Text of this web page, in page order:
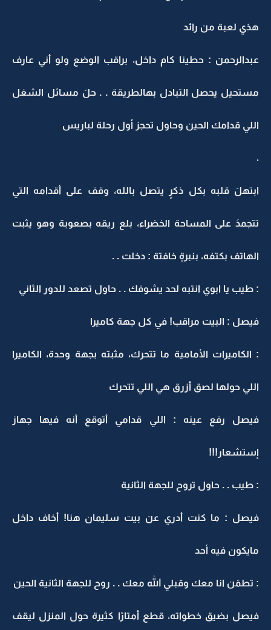
هذي لعبة من رائد
عبدالرحمن : حطينا كام داخل، براقب الوضع ولو أني عارف
مستحيل يحصل التبادل بهالطريقة . . حلَ مسائل الشغل
اللي قدامك الحين وحاول تحجز أول رحلة لباريس
،
ابتهلَ قلبه بكل ذكرٍ يتصل بالله، وقف على أقدامه التي
تتجمدَ على المساحة الخضراء، بلع ريقه بصعوبة وهو يثبت
الهاتف بكتفه، بنبرةٍ خافتة : دخلت . .
: طيب يا ابوي انتبه لحد يشوفك . . حاول تصعد للدور الثاني
فيصل : البيت مراقب! في كل جهة كاميرا
: الكاميرات الأمامية ما تتحرك، مثبته بجهة وحدة، الكاميرا
اللي حولها لصق أزرق هي اللي تتحرك
فيصل رفع عينه : اللي قدامي أتوقع أنه فيها جهاز
إستشعار!!!
: طيب . . حاول تروح للجهة الثانية
فيصل : ما كنت أدري عن بيت سليمان هنا! أخاف داخل
مايكون فيه أحد
: تطمَن انا معك وقبلي الله معك . . روح للجهة الثانية الحين
فيصل بضيق خطواته، قطع أمتارًا كثيرة حول المنزل ليقف